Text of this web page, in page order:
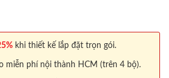
khi thiết kế lắp đặt trọn gói.
miễn phí nội thành HCM (trên 4 bộ).